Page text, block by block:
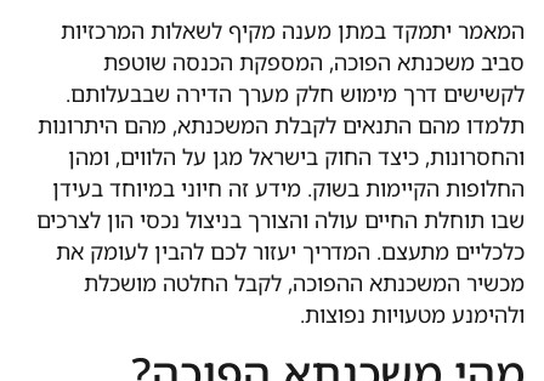
המאמר יתמקד במתן מענה מקיף לשאלות המרכזיות
סביב משכנתא הפוכה, המספקת הכנסה שוטפת
לקשישים דרך מימוש חלק מערך הדירה שבבעלותם.
תלמדו מהם התנאים לקבלת המשכנתא, מהם היתרונות
והחסרונות, כיצד החוק בישראל מגן על הלווים, ומהן
החלופות הקיימות בשוק. מידע זה חיוני במיוחד בעידן
שבו תוחלת החיים עולה והצורך בניצול נכסי הון לצרכים
כלכליים מתעצם. המדריך יעזור לכם להבין לעומק את
מכשיר המשכנתא ההפוכה, לקבל החלטה מושכלת
ולהימנע מטעויות נפוצות.